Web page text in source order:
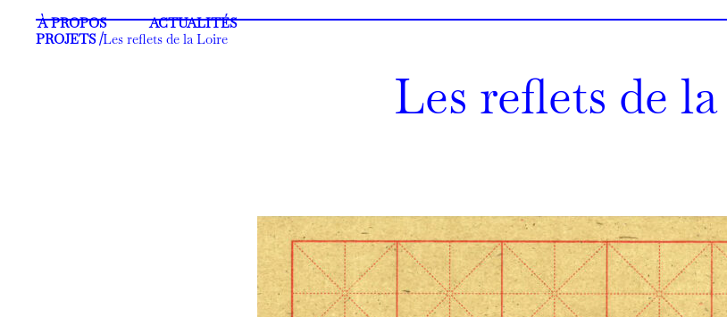
À PROPOS ACTUALITÉS
PROJETS /Les reflets de la Loire
Les reflets de